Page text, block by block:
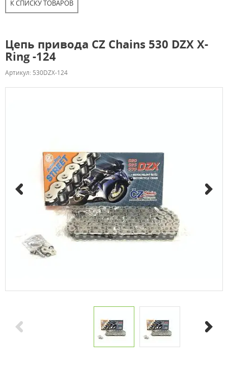
К СПИСКУ ТОВАРОВ
Цепь привода CZ Chains 530 DZX X-
Ring -124
Артикул: 530DZX-124